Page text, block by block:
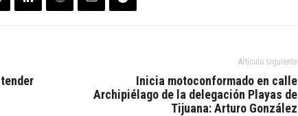
Artículo siguiente
Inicia motoconformado en calle
Archipiélago de la delegación Playas de
Tijuana: Arturo González